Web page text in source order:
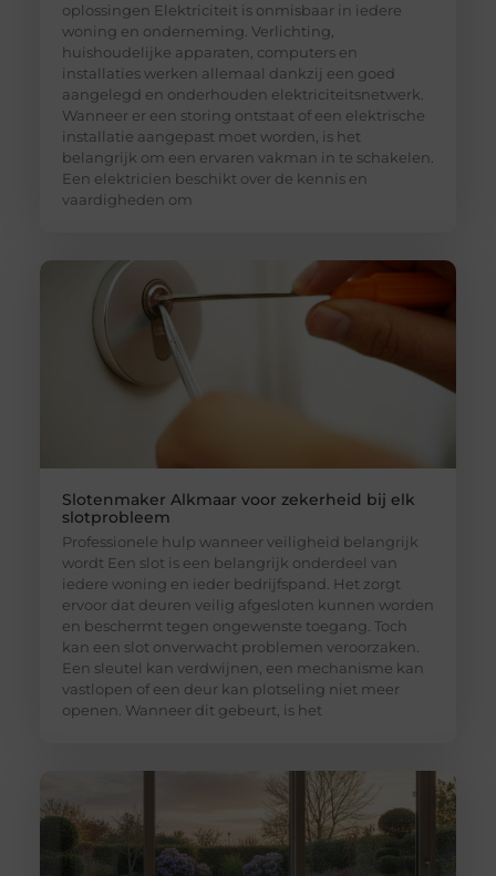
oplossingen Elektriciteit is onmisbaar in iedere
woning en onderneming. Verlichting,
huishoudelijke apparaten, computers en
installaties werken allemaal dankzij een goed
aangelegd en onderhouden elektriciteitsnetwerk.
Wanneer er een storing ontstaat of een elektrische
installatie aangepast moet worden, is het
belangrijk om een ervaren vakman in te schakelen.
Een elektricien beschikt over de kennis en
vaardigheden om
Slotenmaker Alkmaar voor zekerheid bij elk
slotprobleem
Professionele hulp wanneer veiligheid belangrijk
wordt Een slot is een belangrijk onderdeel van
iedere woning en ieder bedrijfspand. Het zorgt
ervoor dat deuren veilig afgesloten kunnen worden
en beschermt tegen ongewenste toegang. Toch
kan een slot onverwacht problemen veroorzaken.
Een sleutel kan verdwijnen, een mechanisme kan
vastlopen of een deur kan plotseling niet meer
openen. Wanneer dit gebeurt, is het